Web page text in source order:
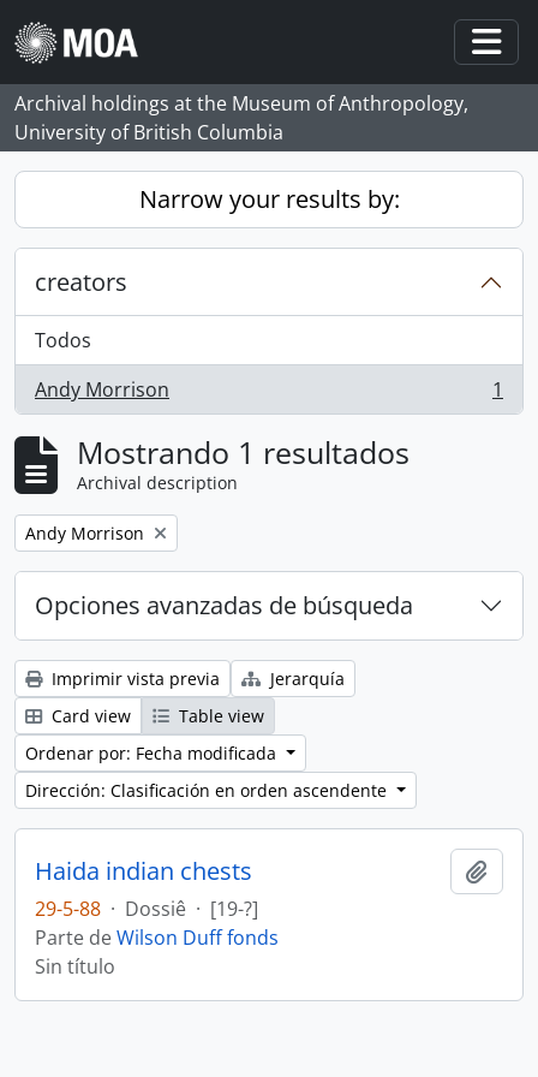
Skip to main content
Archival holdings at the Museum of Anthropology,
University of British Columbia
Narrow your results by:
creators
Todos
Andy Morrison
, 1 resultados 1
Mostrando 1 resultados
Archival description
Remove filter:
Andy Morrison
Opciones avanzadas de búsqueda
Imprimir vista previa
Jerarquía
Card view
Table view
Ordenar por: Fecha modificada
Dirección: Clasificación en orden ascendente
Haida indian chests
29-5-88 · Dossiê · [19-?]
Parte deWilson Duff fonds
Sin título